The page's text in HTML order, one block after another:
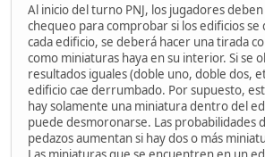
Al inicio del turno PNJ, los jugadores
chequeo para comprobar si los edificios
cada edificio, se deberá hacer una tirada
como miniaturas haya en su interior. Si se
resultados iguales (doble uno, doble dos,
edificio cae derrumbado. Por supuesto,
hay solamente una miniatura dentro del
puede desmoronarse. Las probabilidades
pedazos aumentan si hay dos o más